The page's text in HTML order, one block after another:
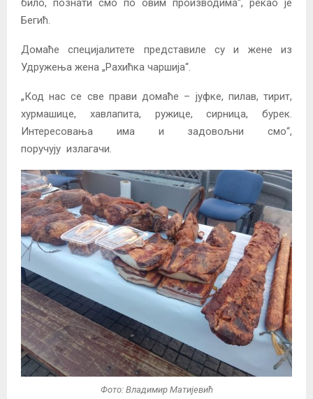
било, познати смо по овим производима“, рекао је
Бегић.
Домаће специјалитете представиле су и жене из
Удружења жена „Рахићка чаршија“.
„Код нас се све прави домаће – јуфке, пилав, тирит,
хурмашице, хавлапита, ружице, сирница, бурек.
Интересовања има и задовољни смо“,
поручују излагачи.
Фото: Владимир Матијевић